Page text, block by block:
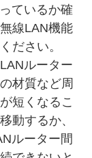
ているか確
線LAN機能
ださい。
ルーター
材質など周
短くなるこ
動するか、
ルーター間